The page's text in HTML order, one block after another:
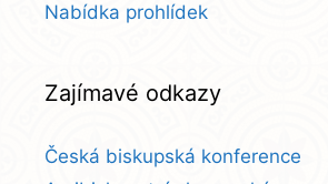
Nabídka prohlídek
Zajímavé odkazy
Česká biskupská konference